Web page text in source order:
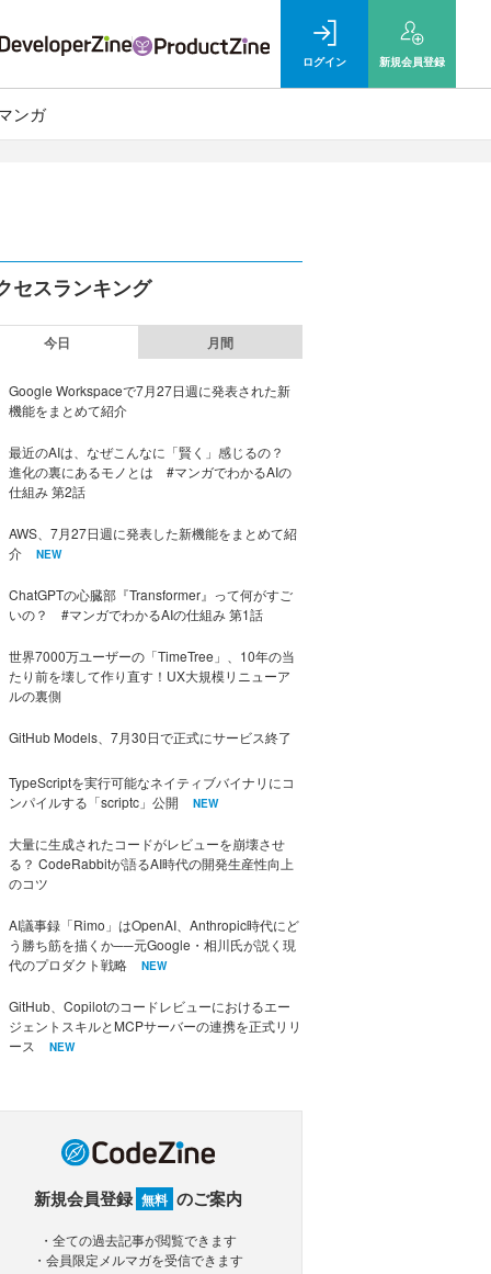
ログイン 新規会員登録
ンガ
セスランキング
今日 月間
Google Workspaceで7月27日週に発表された新
機能をまとめて紹介
最近のAIは、なぜこんなに「賢く」感じるの？
進化の裏にあるモノとは #マンガでわかるAIの
仕組み 第2話
AWS、7月27日週に発表した新機能をまとめて紹
介
NEW
ChatGPTの心臓部『Transformer』って何がすご
いの？ #マンガでわかるAIの仕組み 第1話
世界7000万ユーザーの「TimeTree」、10年の当
たり前を壊して作り直す！UX大規模リニューア
ルの裏側
GitHub Models、7月30日で正式にサービス終了
TypeScriptを実行可能なネイティブバイナリにコ
ンパイルする「scriptc」公開
NEW
大量に生成されたコードがレビューを崩壊させ
る？ CodeRabbitが語るAI時代の開発生産性向上
のコツ
AI議事録「Rimo」はOpenAI、Anthropic時代にど
う勝ち筋を描くか──元Google・相川氏が説く現
代のプロダクト戦略
NEW
GitHub、Copilotのコードレビューにおけるエー
ジェントスキルとMCPサーバーの連携を正式リリ
ース
NEW
新規会員登録 無料 のご案内
・全ての過去記事が閲覧できます
・会員限定メルマガを受信できます